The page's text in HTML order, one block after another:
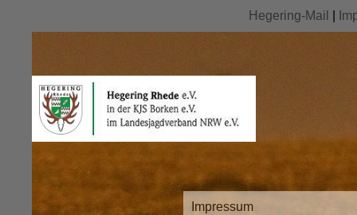
Hegering-Mail
Impressum